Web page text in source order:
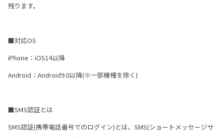
残ります。
■対応OS
iPhone：iOS14以降
Android：Android9.0以降(※一部機種を除く)
■SMS認証とは
SMS認証(携帯電話番号でのログイン)とは、SMS(ショートメッセージサ